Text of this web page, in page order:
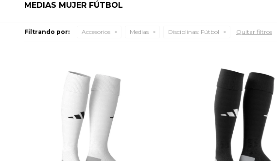
MEDIAS MUJER FÚTBOL
Filtrando por: Accesorios Medias Disciplinas: Fútbol Quitar filtros